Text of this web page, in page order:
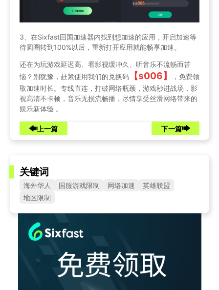
3、在Sixfast回国加速器内找到想加速的应用，开启加速等
待圆圈转到100%以后，重新打开应用就能畅享加速。
还在为玩游戏延迟高、看影视缓冲久、听音乐不流畅而苦
恼？别犹豫，赶紧使用我们的兑换码
【s006】
，免费领
取加速时长。专线直连，打破网络瓶颈，游戏秒进战场，影
视高清不卡顿，音乐无损流畅播，尽情享受丝滑网络带来的
娱乐新体验 。
上一篇 下一篇
关键词
海外华人 国服游戏限制 网络加速
英雄联盟
地区限制